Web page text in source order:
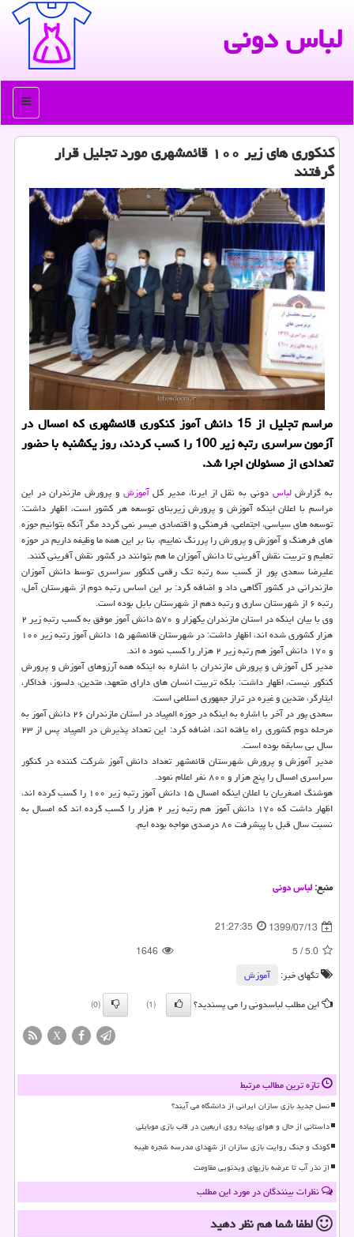
لباس دونی
منو
كنكوری های زیر ۱۰۰ قائمشهری مورد تجلیل قرار
گرفتند
مراسم تجلیل از 15 دانش آموز كنكوری قائمشهری كه امسال در
آزمون سراسری رتبه زیر 100 را كسب كردند، روز یكشنبه با حضور
تعدادی از مسئولان اجرا شد.
به گزارشلباس دونی به نقل از ایرنا، مدیر کلآموزش و پرورش مازندران در این
مراسم با اعلان اینکه آموزش و پرورش زیربنای توسعه هر کشور است، اظهار داشت:
توسعه های سیاسی، اجتماعی، فرهنگی و اقتصادی میسر نمی گردد مگر آنکه بتوانیم حوزه
های فرهنگ و آموزش و پرورش را پررنگ نماییم، بنا بر این همه ما وظیفه داریم در حوزه
تعلیم و تربیت نقش آفرینی تا دانش آموزان ما هم بتوانند در کشور نقش آفرینی کنند.
علیرضا سعدی پور از کسب سه رتبه تک رقمی کنکور سراسری توسط دانش آموزان
مازندرانی در کشور آگاهی داد و اضافه کرد: بر این اساس رتبه دوم از شهرستان آمل،
رتبه ۶ از شهرستان ساری و رتبه دهم از شهرستان بابل بوده است.
وی با بیان اینکه در استان مازندران یکهزار و ۵۷۰ دانش آموز موفق به کسب رتبه زیر ۲
هزار کشوری شده اند، اظهار داشت: در شهرستان قائمشهر ۱۵ دانش آموز رتبه زیر ۱۰۰
و ۱۷۰ دانش آموز هم رتبه زیر ۲ هزار را کسب نمود ه اند.
مدیر کل آموزش و پرورش مازندران با اشاره به اینکه همه آرزوهای آموزش و پرورش
کنکور نیست، اظهار داشت: بلکه تربیت انسان های دارای متعهد، متدین، دلسوز، فداکار،
ایثارگر، متدین و غیره در تراز جمهوری اسلامی است.
سعدی پور در آخر با اشاره به اینکه در حوزه المپیاد در استان مازندران ۲۶ دانش آموز به
مرحله دوم کشوری راه یافته اند، اضافه کرد: این تعداد پذیرش در المپیاد پس از ۲۳
سال بی سابقه بوده است.
مدیر آموزش و پرورش شهرستان قائمشهر تعداد دانش آموز شرکت کننده در کنکور
سراسری امسال را پنج هزار و ۸۰۰ نفر اعلام نمود.
هوشنگ اصغریان با اعلان اینکه امسال ۱۵ دانش آموز رتبه زیر ۱۰۰ را کسب کرده اند،
اظهار داشت که ۱۷۰ دانش آموز هم رتبه زیر ۲ هزار را کسب کرده اند که امسال به
نسبت سال قبل با پیشرفت ۸۰ درصدی مواجه بوده ایم.
منبع:لباس دونی
1399/07/13
21:27:35
5.0
/
5
1646
تگهای خبر:
آموزش
این مطلب لباسدونی را می پسندید؟
(1)
(0)
X
تازه ترین مطالب مرتبط
نسل جدید بازی سازان ایرانی از دانشگاه می آیند؟
داستانی از حال و هوای پیاده روی اربعین در قاب بازی موبایلی
کودک و جنگ روایت بازی سازان از شهدای مدرسه شجره طیبه
از نذر آب تا عرضه بازیهای ویدئویی مقاومت
نظرات بینندگان در مورد این مطلب
لطفا شما همنظر دهید